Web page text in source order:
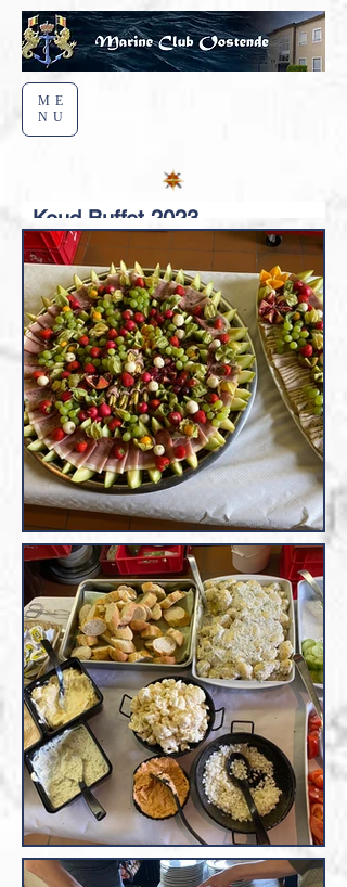
ME
NU
Koud Buffet 2023